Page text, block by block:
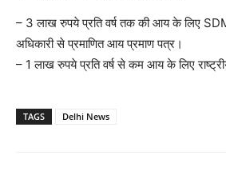
– 3 लाख रुपये प्रति वर्ष तक की आय के लिए
अधिकारी से प्रमाणित आय प्रमाण पत्र।
– 1 लाख रुपये प्रति वर्ष से कम आय के लिए राष्ट्रीय
TAGS Delhi News